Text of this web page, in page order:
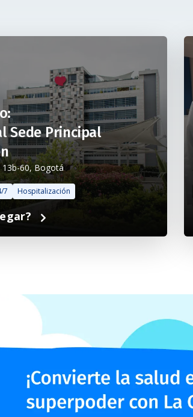
Sede Principal
13b-60, Bogotá
7 Hospitalización